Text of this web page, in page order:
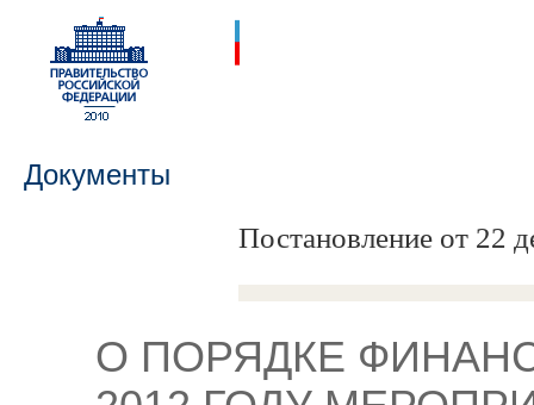
Документы
Постановление от 22
О ПОРЯДКЕ